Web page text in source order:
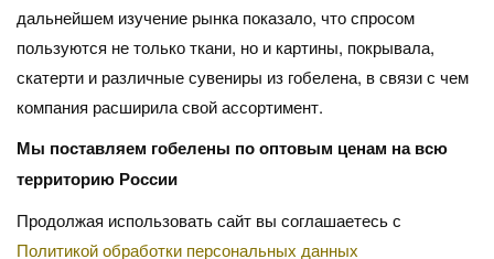
дальнейшем изучение рынка показало, что спросом
пользуются не только ткани, но и картины, покрывала,
скатерти и различные сувениры из гобелена, в связи с чем
компания расширила свой ассортимент.
Мы поставляем гобелены по оптовым ценам на всю
территорию России
Продолжая использовать сайт вы соглашаетесь с
Политикой обработки персональных данных